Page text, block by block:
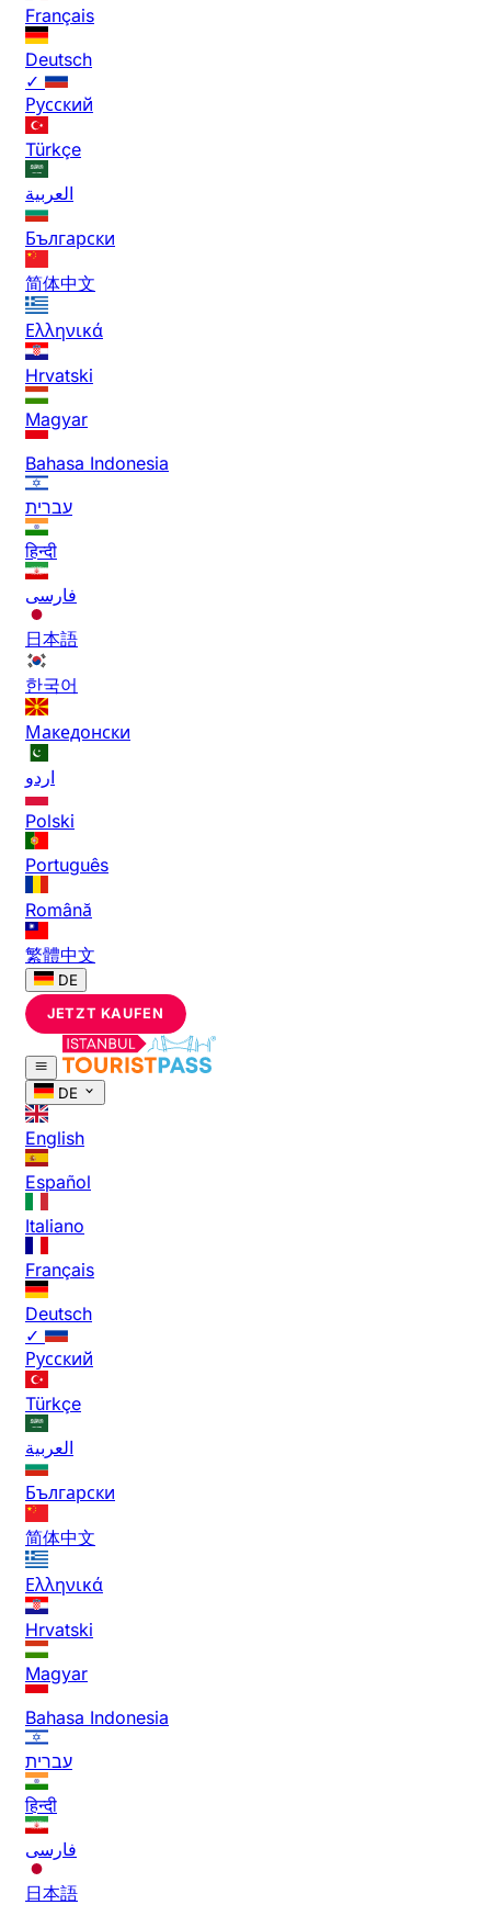
Français
Deutsch
✓
Русский
Türkçe
العربية
Български
简体中文
Ελληνικά
Hrvatski
Magyar
Bahasa Indonesia
עברית
हिन्दी
فارسی
日本語
한국어
Македонски
اردو
Polski
Português
Română
繁體中文
DE
JETZT KAUFEN
DE
English
Español
Italiano
Français
Deutsch
✓
Русский
Türkçe
العربية
Български
简体中文
Ελληνικά
Hrvatski
Magyar
Bahasa Indonesia
עברית
हिन्दी
فارسی
日本語